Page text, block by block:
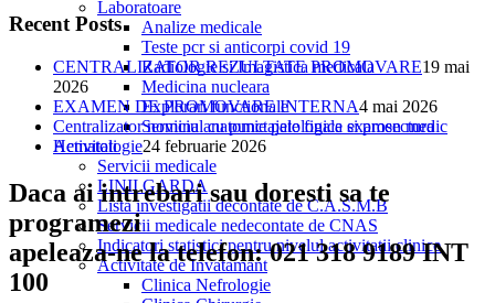
Laboratoare
Analize medicale
Teste pcr si anticorpi covid 19
Radiologie si Imagistica medicala
Medicina nucleara
Explorari functionale
Serviciu anatomie patologica si prosectura
Activitati
Servicii medicale
LINII GARDA
Lista investigatii decontate de C.A.S.M.B
Servicii medicale nedecontate de CNAS
Indicatori statistici pentru nivelul activitatii clinice
Activitate de Invatamant
Clinica Nefrologie
Recent Posts
CENTRALIZATOR REZULTATE PROMOVARE19 mai
2026
EXAMEN DE PROMOVARE INTERNA4 mai 2026
Centralizator nominal cu punctajele finale examen medic
Hematologie24 februarie 2026
Daca ai intrebari sau doresti sa te
programezi
apeleaza-ne la telefon: 021 318 9189 INT
100